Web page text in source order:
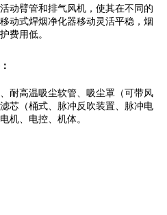
动臂管和排气风机，使其在不同的
动式焊烟净化器移动灵活平稳，烟
费用低。
耐高温吸尘软管、吸尘罩（可带风
芯（桶式、脉冲反吹装置、脉冲电
机、电控、机体。